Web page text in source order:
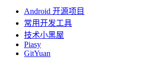
Android 开源项目
常用开发工具
技术小黑屋
Piasy
GitYuan